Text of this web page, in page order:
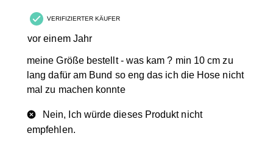
VERIFIZIERTER KÄUFER
vor einem Jahr
meine Größe bestellt - was kam ? min 10 cm zu
lang dafür am Bund so eng das ich die Hose nicht
mal zu machen konnte
Nein, Ich würde dieses Produkt nicht
empfehlen.